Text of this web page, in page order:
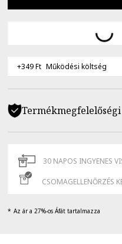
+349 Ft Működési költség
30 NAPOS INGYENES
CSOMAGELLENŐRZÉS
Az ár a 27%-os Áfát tartalmazza